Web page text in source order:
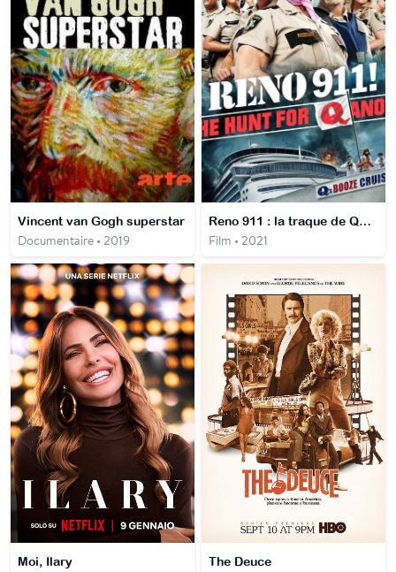
Vincent van Gogh superstar
Documentaire • 2019
Reno 911 : la traque de QAnon
Film • 2021
Moi, Ilary The Deuce